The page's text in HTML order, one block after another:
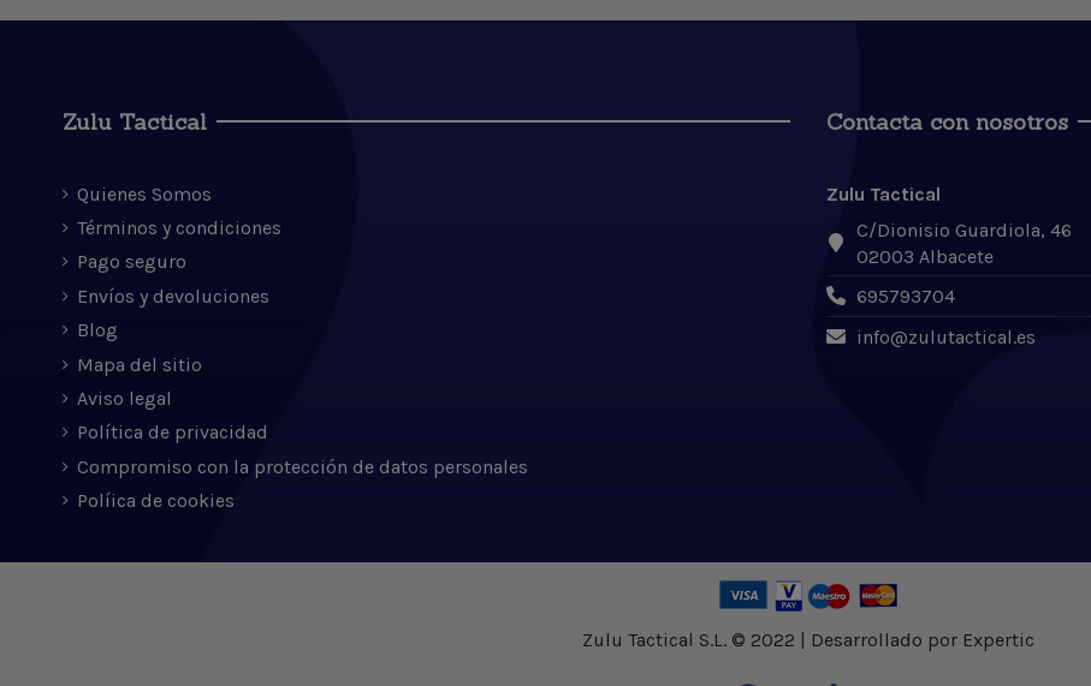
Zulu Tactical
Quienes Somos
Términos y condiciones
Pago seguro
Envíos y devoluciones
Blog
Mapa del sitio
Aviso legal
Política de privacidad
Compromiso con la protección de datos personales
Políica de cookies
Contacta con nosotros
Zulu Tactical
C/Dionisio Guardiola, 46
02003 Albacete
695793704
info@zulutactical.es
Zulu Tactical S.L. © 2022 | Desarrollado por Expertic